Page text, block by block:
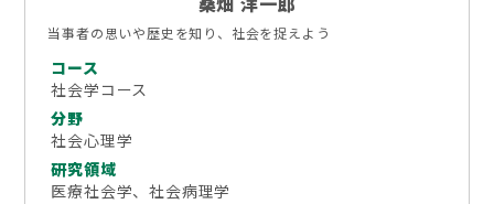
当事者の思いや歴史を知り、社会を捉えよう
コース
社会学コース
分野
社会心理学
研究領域
医療社会学、社会病理学